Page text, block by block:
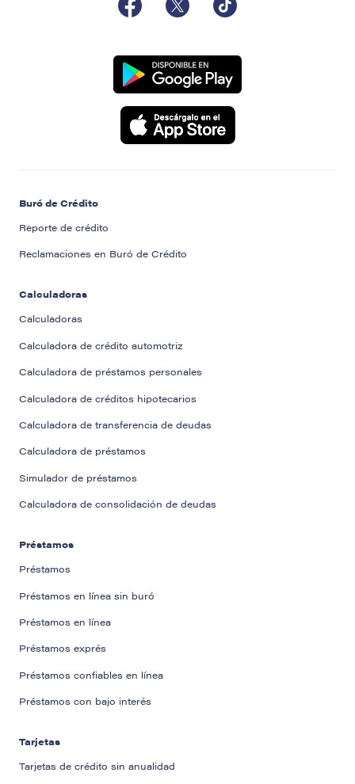
Buró de Crédito
Reporte de crédito
Reclamaciones en Buró de Crédito
Calculadoras
Calculadoras
Calculadora de crédito automotriz
Calculadora de préstamos personales
Calculadora de créditos hipotecarios
Calculadora de transferencia de deudas
Calculadora de préstamos
Simulador de préstamos
Calculadora de consolidación de deudas
Préstamos
Préstamos
Préstamos en línea sin buró
Préstamos en línea
Préstamos exprés
Préstamos confiables en línea
Préstamos con bajo interés
Tarjetas
Tarjetas de crédito sin anualidad